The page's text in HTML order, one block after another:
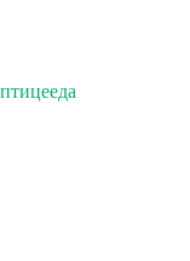
птицееда